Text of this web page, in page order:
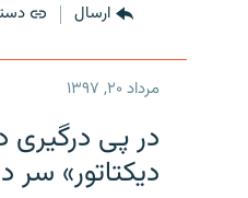
ارسال
مرداد ۲۰, ۱۳۹۷
در پی درگیری
دیکتاتور» سر